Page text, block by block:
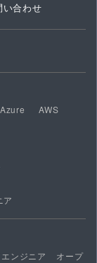
い合わせ
Azure
AWS
ア
ンジニア
オープ